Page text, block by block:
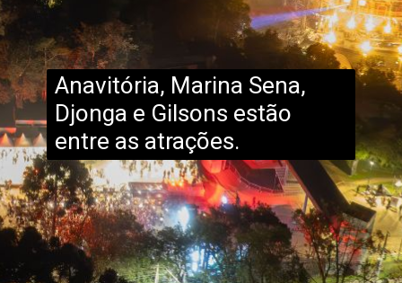
Anavitória, Marina Sena,
Djonga e Gilsons estão
entre as atrações.